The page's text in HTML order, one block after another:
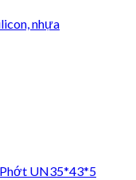
nhựa
UN35*43*5